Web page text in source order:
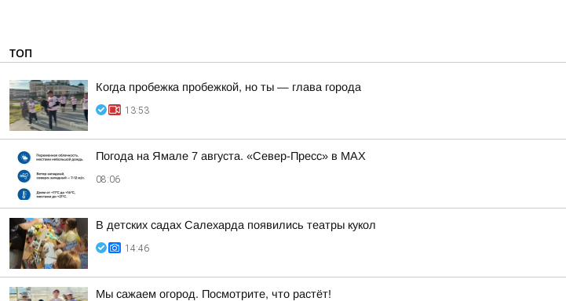
ТОП
Когда пробежка пробежкой, но ты — глава города
13:53
Погода на Ямале 7 августа. «Север-Пресс» в MAX
08:06
В детских садах Салехарда появились театры кукол
14:46
Мы сажаем огород. Посмотрите, что растёт!